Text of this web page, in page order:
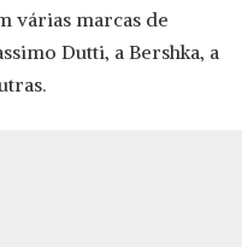
várias marcas de
Dutti, a Bershka, a